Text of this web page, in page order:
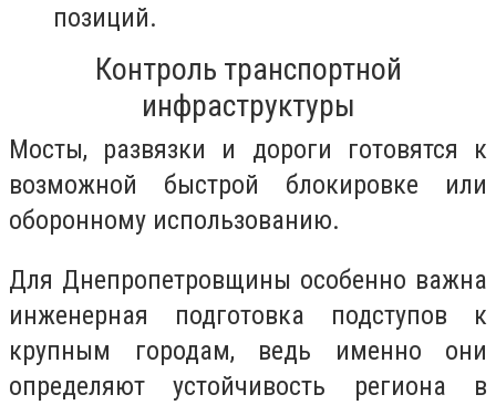
позиций.
Контроль транспортной
инфраструктуры
Мосты, развязки и дороги готовятся к
возможной быстрой блокировке или
оборонному использованию.
Для Днепропетровщины особенно важна
инженерная подготовка подступов к
крупным городам, ведь именно они
определяют устойчивость региона в